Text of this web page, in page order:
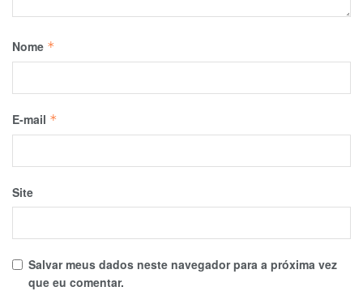
Nome *
E-mail *
Site
Salvar meus dados neste navegador para a próxima vez
que eu comentar.